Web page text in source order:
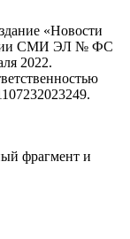
«Новости
СМИ ЭЛ № ФС
2022.
фрагмент и